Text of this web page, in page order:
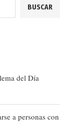
BUSCAR
del Día
a personas con